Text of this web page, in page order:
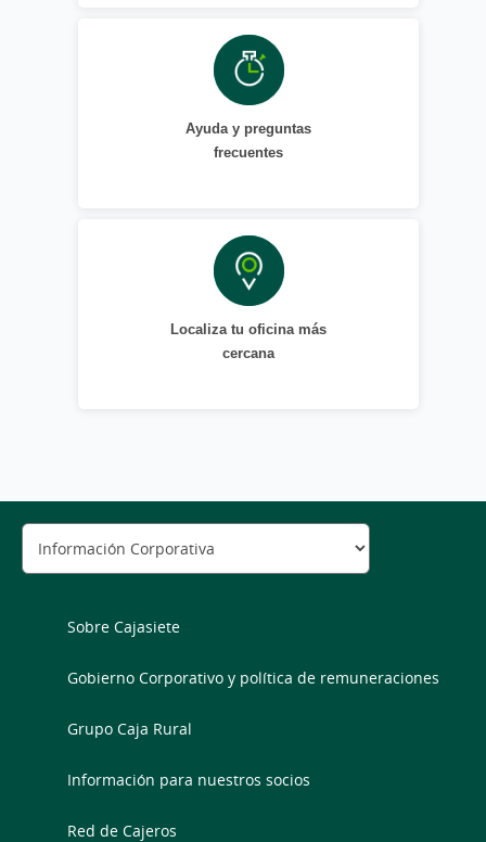
Ayuda y preguntas
frecuentes
Localiza tu oficina más
cercana
Sobre Cajasiete
Gobierno Corporativo y política de remuneraciones
Grupo Caja Rural
Información para nuestros socios
Red de Cajeros